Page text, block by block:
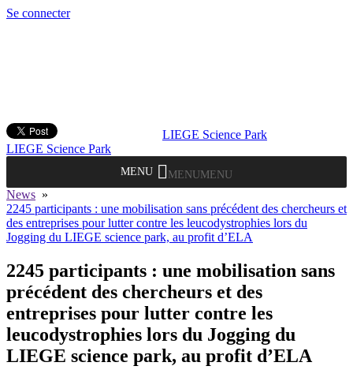
Se connecter
LIEGE Science Park
LIEGE Science Park
MENU MENU
News »
2245 participants : une mobilisation sans précédent des chercheurs et
des entreprises pour lutter contre les leucodystrophies lors du
Jogging du LIEGE science park, au profit d’ELA
2245 participants : une mobilisation sans
précédent des chercheurs et des
entreprises pour lutter contre les
leucodystrophies lors du Jogging du
LIEGE science park, au profit d’ELA